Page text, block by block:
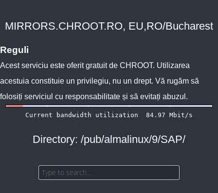
MIRRORS.CHROOT.RO, EU,RO/Bucharest
Reguli
Acest serviciu este oferit gratuit de CHROOT. Utilizarea
acestuia constituie un privilegiu, nu un drept. Vă rugăm să
folosiți serviciul cu responsabilitate și să evitați abuzul.
Directory: /pub/almalinux/9/SAP/